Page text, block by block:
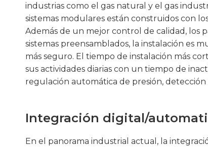
industrias como el gas natural y el gas
sistemas modulares están construidos con
Además de un mejor control de calidad, los
sistemas preensamblados, la instalación es
más seguro. El tiempo de instalación más
sus actividades diarias con un tiempo de
regulación automática de presión,
Integración digital/
En el panorama industrial actual, la